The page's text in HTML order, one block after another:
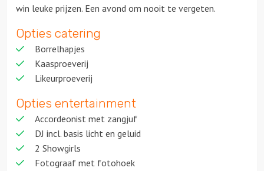
win leuke prijzen. Een avond om nooit te vergeten.
Opties catering
Borrelhapjes
Kaasproeverij
Likeurproeverij
Opties entertainment
Accordeonist met zangjuf
DJ incl. basis licht en geluid
2 Showgirls
Fotograaf met fotohoek